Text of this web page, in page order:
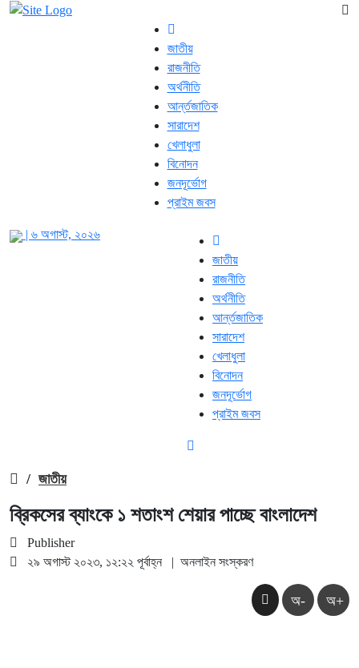
জাতীয়
রাজনীতি
অর্থনীতি
আর্ন্তজাতিক
সারাদেশ
খেলাধুলা
বিনোদন
জনদূর্ভোগ
প্রাইম জবস
| ৬ অগাস্ট, ২০২৬
জাতীয়
রাজনীতি
অর্থনীতি
আর্ন্তজাতিক
সারাদেশ
খেলাধুলা
বিনোদন
জনদূর্ভোগ
প্রাইম জবস
/ জাতীয়
ব্রিকসের ব্যাংকে ১ শতাংশ শেয়ার পাচ্ছে বাংলাদেশ
Publisher
২৯ অগাস্ট ২০২৩, ১২:২২ পূর্বাহ্ন
| অনলাইন সংস্করণ
অ- অ+